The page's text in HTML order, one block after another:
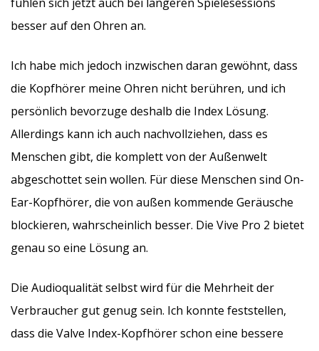
besser auf den Ohren an.
Ich habe mich jedoch inzwischen daran gewöhnt, dass
die Kopfhörer meine Ohren nicht berühren, und ich
persönlich bevorzuge deshalb die Index Lösung.
Allerdings kann ich auch nachvollziehen, dass es
Menschen gibt, die komplett von der Außenwelt
abgeschottet sein wollen. Für diese Menschen sind On-
Ear-Kopfhörer, die von außen kommende Geräusche
blockieren, wahrscheinlich besser. Die Vive Pro 2 bietet
genau so eine Lösung an.
Die Audioqualität selbst wird für die Mehrheit der
Verbraucher gut genug sein. Ich konnte feststellen,
dass die Valve Index-Kopfhörer schon eine bessere